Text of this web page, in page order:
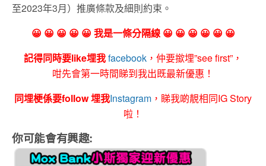
至2023年3月）推廣條款及細則約束。
😀 😀 😀 😀 😀 我是一條分隔線 😀 😀 😀 😀 😀 😀
記得同時要like埋我facebook ，仲要撳埋”see first”，
咁先會第一時間睇到我出既最新優惠！
同埋梗係要follow 埋我Instagram ，睇我啲靚相同IG Story
啦！
你可能會有興趣: